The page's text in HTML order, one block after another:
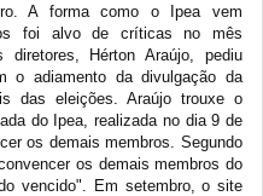
A forma como o Ipea vem
foi alvo de críticas no mês
Hérton Araújo, pediu
o adiamento da divulgação da
das eleições. Araújo trouxe o
do Ipea, realizada no dia 9 de
os demais membros. Segundo
os demais membros do
vencido". Em setembro, o site